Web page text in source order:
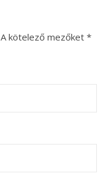
A kötelező mezőket *